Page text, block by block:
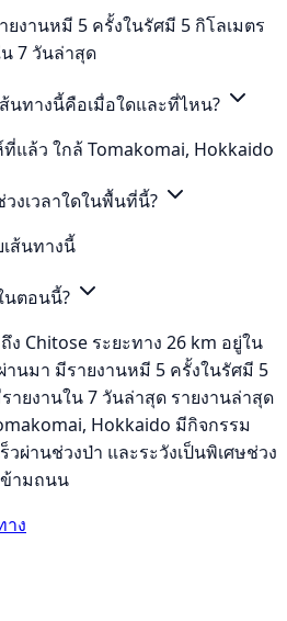
งานหมี 5 ครั้งในรัศมี 5 กิโลเมตร
7 วันล่าสุด
นทางนี้คือเมื่อใดและที่ไหน?
แล้ว ใกล้ Tomakomai, Hokkaido
งเวลาใดในพื้นที่นี้?
ส้นทางนี้
นตอนนี้?
ง Chitose ระยะทาง 26 km อยู่ใน
นมา มีรายงานหมี 5 ครั้งในรัศมี 5
ายงานใน 7 วันล่าสุด รายงานล่าสุด
Hokkaido มีกิจกรรม
ผ่านช่วงป่า และระวังเป็นพิเศษช่วง
ามถนน
าง